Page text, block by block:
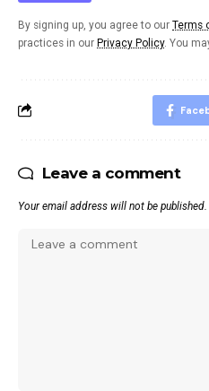
By signing up, you agree to our Terms
practices in our Privacy Policy. You
Leave a comment
Your email address will not be published.